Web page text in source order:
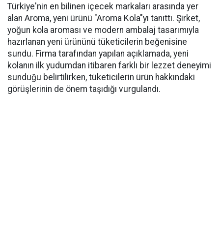
Türkiye'nin en bilinen içecek markaları arasında yer
alan Aroma, yeni ürünü "Aroma Kola"yı tanıttı. Şirket,
yoğun kola aroması ve modern ambalaj tasarımıyla
hazırlanan yeni ürününü tüketicilerin beğenisine
sundu. Firma tarafından yapılan açıklamada, yeni
kolanın ilk yudumdan itibaren farklı bir lezzet deneyimi
sunduğu belirtilirken, tüketicilerin ürün hakkındaki
görüşlerinin de önem taşıdığı vurgulandı.